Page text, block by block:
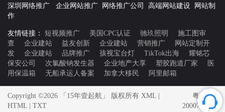
深圳网络推广 企业网站推广 网络推广公司 高端网站建设 网站制
作
友情链接： 短视频推广 美国CPC认证 驰玖照明
施工图审
查
企业建站 益友创新 企业建站 营销推广
网站定制开
发
企业建站 品牌推广 孩视宝台灯 TikTok出海
耀铭芯
保安公司
次氯酸钠发生器 企业地产大享 塑胶跑道厂家
医
用保温箱
无船承运人备案 加拿大移民 阿里邮箱
Copyright ©2026 「15年壹起航」 版权所有 XML |
HTML | TXT
粤ICP备
20007592号